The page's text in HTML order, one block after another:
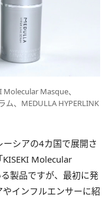
Molecular Masque、
ム、MEDULLA HYPERLINK
シアの4カ国で展開さ
Molecular
製品ですが、最初に発
インフルエンサーに紹